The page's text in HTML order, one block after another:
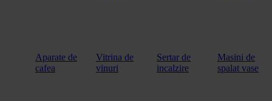
Aparate de
cafea
Vitrina de
vinuri
Sertar de
incalzire
Masini de
spalat vase